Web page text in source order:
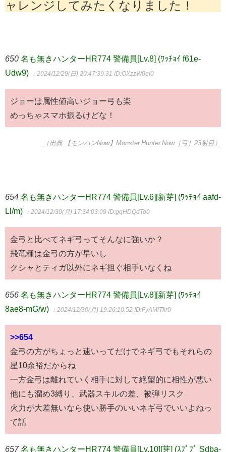
ャレンジしてみたくなりました！
650 名も無きハンターHR774 警備員[Lv.8] (ﾜｯﾁｮｲ f61e-
Udw9)
：2024/12/29(日) 20:47:39.31 ID:OXzzW0eI0
ジョーは属性値高いジョー弓も楽
めっちゃスマホ振るけどな！
（出典 【モンハンNow】Monster Hunter Now［弓］23射目）
654 名も無きハンターHR774 警備員[Lv.6][新芽] (ﾜｯﾁｮｲ aafd-
Ll/m)
：2024/12/30(月) 17:34:03.09 ID:gqHDQdTo0
金弓と比べてネギ弓ってそんなに強いか？
飛竜種は金弓の方が早いし
クシャとティガ以外にネギ担ぐ相手いなくね
656 名も無きハンターHR774 警備員[Lv.8][新芽] (ﾜｯﾁｮｲ
8ae8-mG/w)
：2024/12/30(月) 19:26:10.52 ID:FyAMlTkr0
>>654
金弓の方がちょっと速いってだけでネギ弓でもそれらの
星10余裕だからね
一方金弓は離れていく相手に対して絶望的に相性が悪い
他にも溜め3縛り、武器スキルの差、被弾リスク
火力が大差無いなら使い勝手のいいネギ弓でいいよねっ
て話
657 名も無きハンターHR774 警備員[Lv.10][芽] (ｽﾌﾟﾌﾟ Sdba-